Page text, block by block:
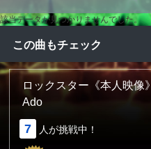
該当データが見つかりませんでした。
この曲もチェック
ロックスター《本人映像》
Ado
7 人が挑戦中！